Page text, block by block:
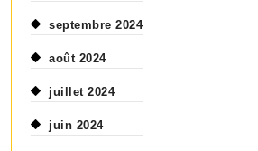
septembre 2024
août 2024
juillet 2024
juin 2024